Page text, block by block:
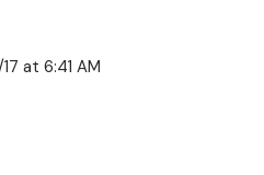
at 6:41 AM